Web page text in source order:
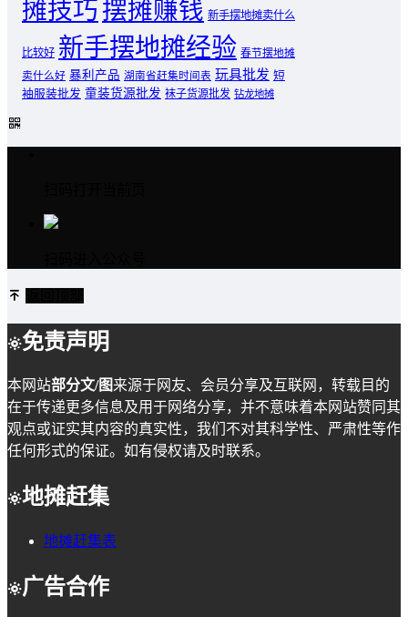
摊技巧摆摊赚钱 新手摆地摊卖什么
比较好 新手摆地摊经验 春节摆地摊
卖什么好 暴利产品 湖南省赶集时间表 玩具批发 短
袖服装批发 童装货源批发 袜子货源批发 钻龙地摊
免责声明
本网站部分文/图来源于网友、会员分享及互联网，转载目的
在于传递更多信息及用于网络分享，并不意味着本网站赞同其
观点或证实其内容的真实性，我们不对其科学性、严肃性等作
任何形式的保证。如有侵权请及时联系。
地摊赶集
地摊赶集表
广告合作